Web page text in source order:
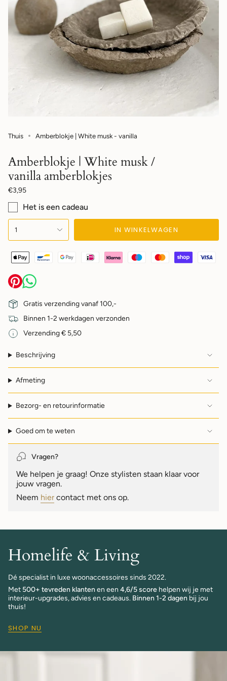
Thuis Amberblokje | White musk - vanilla
Amberblokje | White musk /
vanilla amberblokjes
Normale
€3,95
Het is een cadeau
{"in_cart_html"=>"",
"decrease"=>"",
"multiples_of"=>"",
"minimum_of"=>"",
"maximum_of"=>""}
1 IN WINKELWAGEN
Gratis verzending vanaf 100,-
Binnen 1-2 werkdagen verzonden
Verzending € 5,50
Beschrijving
Afmeting
Bezorg- en retourinformatie
Goed om te weten
Vragen?
We helpen je graag! Onze stylisten staan klaar voor
jouw vragen.
Neem hier contact met ons op.
Homelife & Living
Dé specialist in luxe woonaccessoires sinds 2022.
Met 500+ tevreden klanten en een 4,6/5 score helpen wij je met
interieur-upgrades, advies en cadeaus. Binnen 1-2 dagen bij jou
thuis!
SHOP NU